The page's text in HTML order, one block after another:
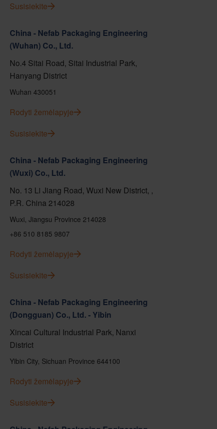
Susisiekite
China - Nefab Packaging Engineering
(Wuhan) Co., Ltd.
No.4 Sitai Road, Sitai Industrial Park,
Hanyang District
Wuhan 430051
Rodyti žemėlapyje
Susisiekite
China - Nefab Packaging Engineering
(Wuxi) Co., Ltd.
No. 13 Li Jiang Road, Wuxi New District, ,
P.R. China 214028
Wuxi, Jiangsu Province 214028
+86 510 8185 9807
Rodyti žemėlapyje
Susisiekite
China - Nefab Packaging Engineering
(Dongguan) Co., Ltd. - Yibin
Xincai Cultural Industrial Park, Nanxi
District
Yibin City, Sichuan Province 644100
Rodyti žemėlapyje
Susisiekite